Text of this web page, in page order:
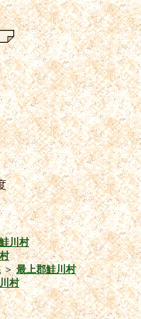
川村
＞最上郡鮭川村
村